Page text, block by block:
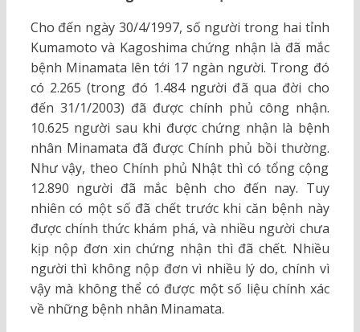
Cho đến ngày 30/4/1997, số người trong hai tỉnh
Kumamoto và Kagoshima chứng nhận là đã mắc
bệnh Minamata lên tới 17 ngàn người. Trong đó
có 2.265 (trong đó 1.484 người đã qua đời cho
đến 31/1/2003) đã được chính phủ công nhận.
10.625 người sau khi được chứng nhận là bệnh
nhân Minamata đã được Chính phủ bồi thường.
Như vậy, theo Chính phủ Nhật thì có tổng cộng
12.890 người đã mắc bệnh cho đến nay. Tuy
nhiên có một số đã chết trước khi căn bệnh này
được chính thức khám phá, và nhiều người chưa
kịp nộp đơn xin chứng nhận thì đã chết. Nhiều
người thì không nộp đơn vì nhiều lý do, chính vì
vậy mà không thể có được một số liệu chính xác
về những bệnh nhân Minamata.